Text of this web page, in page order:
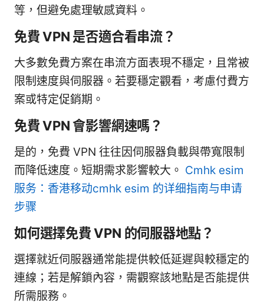
等，但避免處理敏感資料。
免費 VPN 是否適合看串流？
大多數免費方案在串流方面表現不穩定，且常被
限制速度與伺服器。若要穩定觀看，考慮付費方
案或特定促銷期。
免費 VPN 會影響網速嗎？
是的，免費 VPN 往往因伺服器負載與帶寬限制
而降低速度。短期需求影響較大。 Cmhk esim
服务：香港移动cmhk esim 的详细指南与申请
步骤
如何選擇免費 VPN 的伺服器地點？
選擇就近伺服器通常能提供較低延遲與較穩定的
連線；若是解鎖內容，需觀察該地點是否能提供
所需服務。